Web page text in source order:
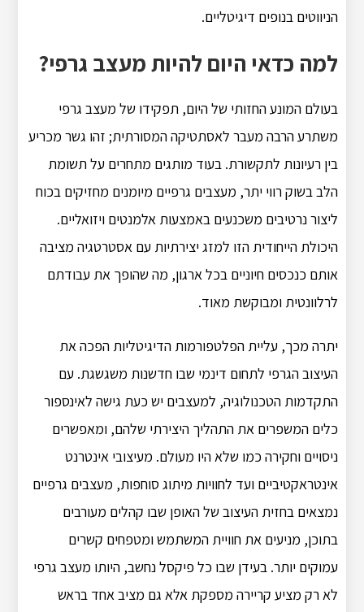
הניווטים בנופים דיגיטליים.
למה כדאי היום להיות מעצב גרפי?
בעולם המונע החזותי של היום, תפקידו של מעצב גרפי
משתרע הרבה מעבר לאסתטיקה המסורתית; זהו גשר מכריע
בין רעיונות לתקשורת. בעוד מותגים מתחרים על תשומת
הלב בשוק רווי יתר, מעצבים גרפיים מיומנים מחזיקים בכוח
ליצור נרטיבים משכנעים באמצעות אלמנטים ויזואליים.
היכולת הייחודית הזו למזג יצירתיות עם אסטרטגיה מציבה
אותם כנכסים חיוניים בכל ארגון, מה שהופך את עבודתם
לרלוונטית ומבוקשת מאוד.
יתרה מכך, עליית הפלטפורמות הדיגיטליות הפכה את
העיצוב הגרפי לתחום דינמי שבו חדשנות משגשגת. עם
התקדמות הטכנולוגיה, למעצבים יש כעת גישה לאינספור
כלים המשפרים את התהליך היצירתי שלהם, ומאפשרים
ניסויים וחקירה כמו שלא היו מעולם. מעיצובי אינטרנט
אינטראקטיביים ועד לחוויות מיתוג סוחפות, מעצבים גרפיים
נמצאים בחזית העיצוב של האופן שבו קהלים מעורבים
בתוכן, מניעים את חוויית המשתמש ומטפחים קשרים
עמוקים יותר. בעידן שבו כל פיקסל נחשב, היותו מעצב גרפי
לא רק מציע קריירה מספקת אלא גם מציב אחד בראש